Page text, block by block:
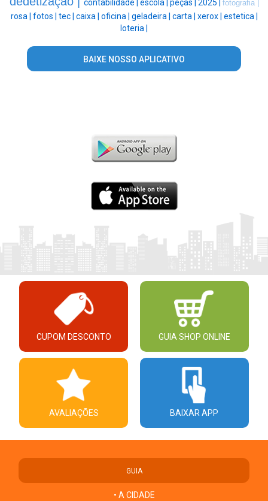
contabilidade | escola | peças | 2025 | fotografia |
rosa | fotos | tec | caixa | oficina | geladeira | carta | xerox | estetica |
loteria |
BAIXE NOSSO APLICATIVO
CUPOM DESCONTO GUIA SHOP ONLINE
AVALIAÇÕES BAIXAR APP
GUIA
• A CIDADE